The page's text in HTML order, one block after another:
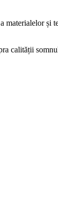
și
calității